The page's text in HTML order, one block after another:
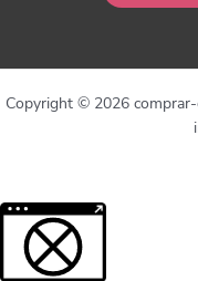
Copyright © 2026
Más información sobre el